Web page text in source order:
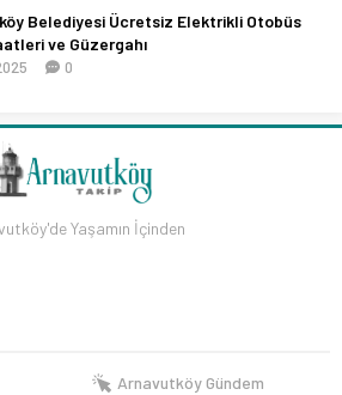
Belediyesi Ücretsiz Elektrikli Otobüs
ve Güzergahı
0
Yaşamın İçinden
Arnavutköy Gündem